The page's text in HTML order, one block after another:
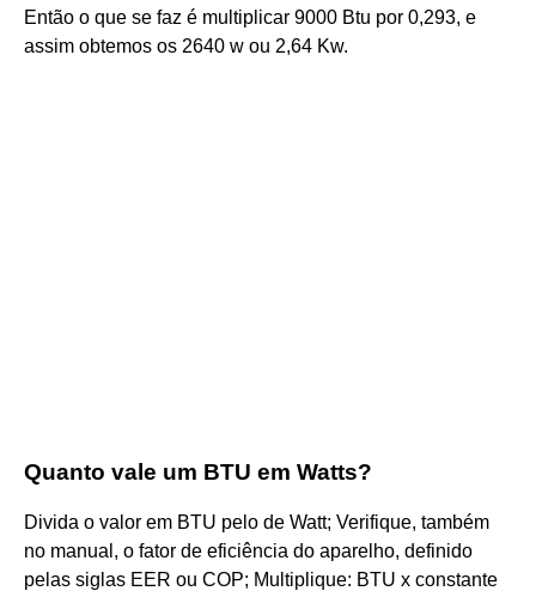
Então o que se faz é multiplicar 9000 Btu por 0,293, e
assim obtemos os 2640 w ou 2,64 Kw.
Quanto vale um BTU em Watts?
Divida o valor em BTU pelo de Watt; Verifique, também
no manual, o fator de eficiência do aparelho, definido
pelas siglas EER ou COP; Multiplique: BTU x constante